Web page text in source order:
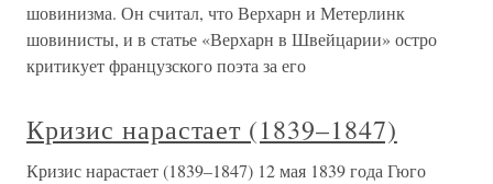
шовинизма. Он считал, что Верхарн и Метерлинк
шовинисты, и в статье «Верхарн в Швейцарии» остро
критикует французского поэта за его
Кризис нарастает (1839–1847)
Кризис нарастает (1839–1847) 12 мая 1839 года Гюго